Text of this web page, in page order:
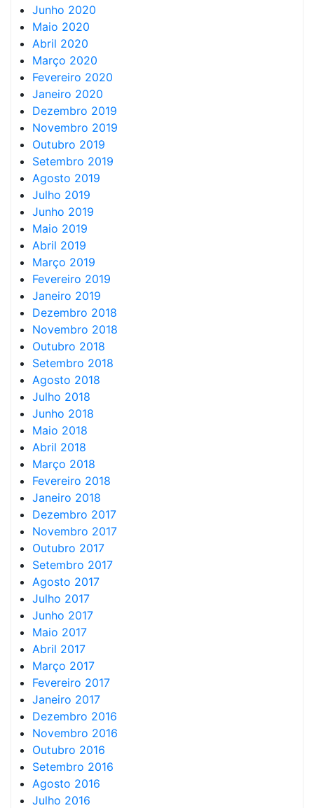
Junho 2020
Maio 2020
Abril 2020
Março 2020
Fevereiro 2020
Janeiro 2020
Dezembro 2019
Novembro 2019
Outubro 2019
Setembro 2019
Agosto 2019
Julho 2019
Junho 2019
Maio 2019
Abril 2019
Março 2019
Fevereiro 2019
Janeiro 2019
Dezembro 2018
Novembro 2018
Outubro 2018
Setembro 2018
Agosto 2018
Julho 2018
Junho 2018
Maio 2018
Abril 2018
Março 2018
Fevereiro 2018
Janeiro 2018
Dezembro 2017
Novembro 2017
Outubro 2017
Setembro 2017
Agosto 2017
Julho 2017
Junho 2017
Maio 2017
Abril 2017
Março 2017
Fevereiro 2017
Janeiro 2017
Dezembro 2016
Novembro 2016
Outubro 2016
Setembro 2016
Agosto 2016
Julho 2016